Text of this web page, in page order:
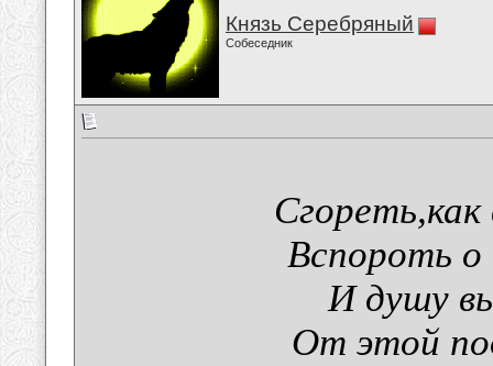
Князь Серебряный
Собеседник
Вспороть о
И душу
От этой